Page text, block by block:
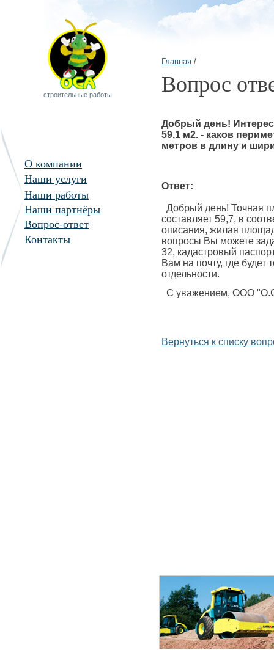
строительные работы
О компании
Наши услуги
Наши работы
Наши партнёры
Вопрос-ответ
Контакты
Главная /
Вопрос
Добрый день!
59,1 м2. - каков
метров в длину и
Ответ:
Добрый день! Точная
составляет 59,7, в
описания, жилая
вопросы Вы можете
32, кадастровый
Вам на почту, где
отдельности.
С уважением, ООО
Вернуться к списку